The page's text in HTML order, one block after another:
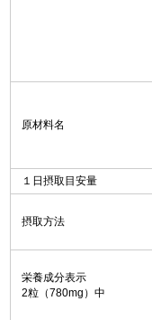
原材料名
１日摂取目安量
摂取方法
栄養成分表示
2粒（780mg）中